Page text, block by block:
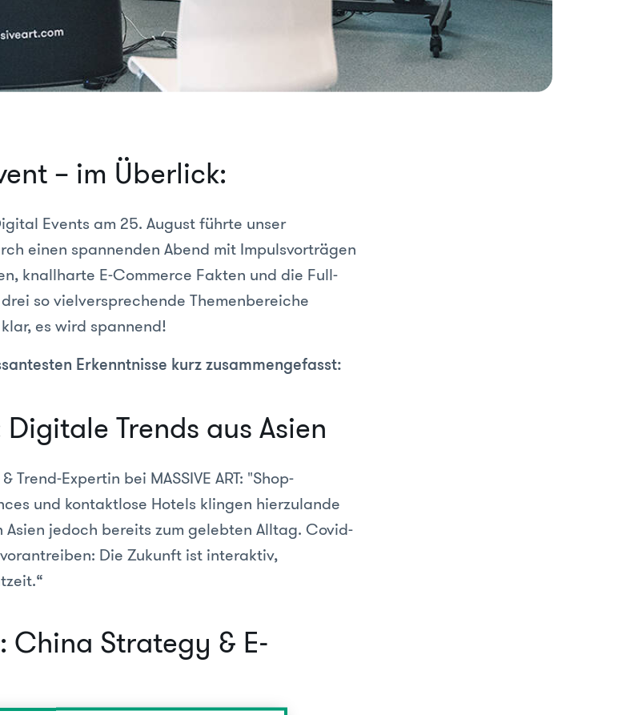
– im Überlick:
Events am 25. August führte unser
einen spannenden Abend mit Impulsvorträgen
knallharte E-Commerce Fakten und die Full-
so vielversprechende Themenbereiche
es wird spannend!
Erkenntnisse kurz zusammengefasst:
Trends aus Asien
Expertin bei MASSIVE ART: "Shop-
und kontaktlose Hotels klingen hierzulande
jedoch bereits zum gelebten Alltag. Covid-
Die Zukunft ist interaktiv,
China Strategy & E-